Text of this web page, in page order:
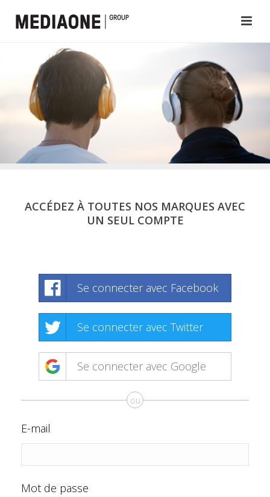
ACCÉDEZ À TOUTES NOS MARQUES AVEC
UN SEUL COMPTE
Se connecter avec Facebook
Se connecter avec Twitter
Se connecter avec Google
ou
E-mail
Mot de passe